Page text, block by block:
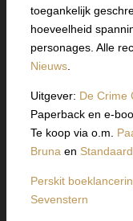
toegankelijk
hoeveelheid
personages. Alle
Nieuws
Uitgever: De Crime
Paperback en e-
Te koop via o.m.
Bruna en
Perskit
Sevenstern